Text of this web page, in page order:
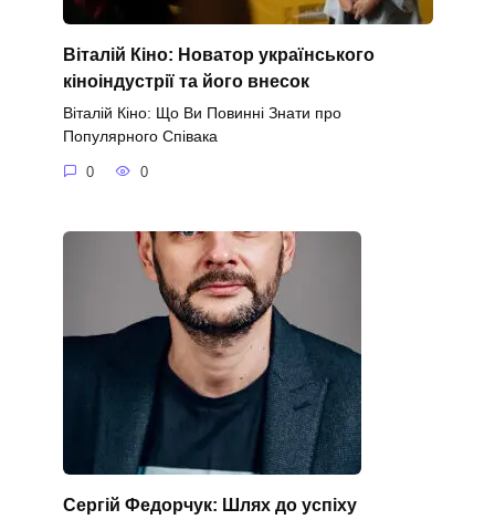
Віталій Кіно: Новатор українського
кіноіндустрії та його внесок
Віталій Кіно: Що Ви Повинні Знати про
Популярного Співака
0 0
Сергій Федорчук: Шлях до успіху